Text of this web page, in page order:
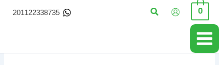
تخطي
المحتوى
0 البحث 201122338735